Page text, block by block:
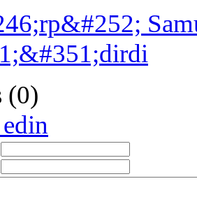
(0)